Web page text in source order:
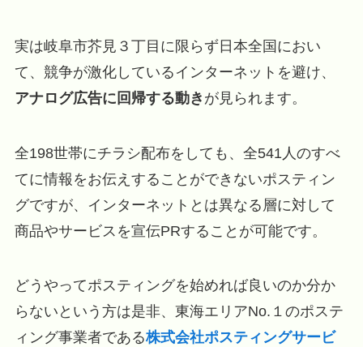
実は岐阜市芥見３丁目に限らず日本全国におい
て、競争が激化しているインターネットを避け、
アナログ広告に回帰する動き が見られます。
全198世帯にチラシ配布をしても、全541人のすべ
てに情報をお伝えすることができないポスティン
グですが、インターネットとは異なる層に対して
商品やサービスを宣伝PRすることが可能です。
どうやってポスティングを始めれば良いのか分か
らないという方は是非、東海エリアNo.１のポステ
ィング事業者である株式会社ポスティングサービ